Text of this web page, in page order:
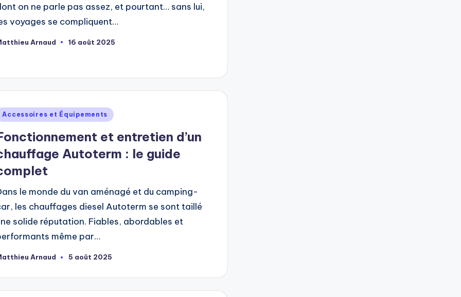
on ne parle pas assez, et pourtant… sans lui,
voyages se compliquent…
Arnaud 16 août 2025
Accessoires et Équipements
et entretien d’un
Autoterm : le guide
le monde du van aménagé et du camping-
les chauffages diesel Autoterm se sont taillé
solide réputation. Fiables, abordables et
même par…
Arnaud 5 août 2025